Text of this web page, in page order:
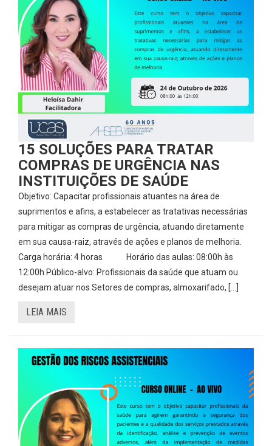
15 SOLUÇÕES PARA TRATAR
COMPRAS DE URGÊNCIA NAS
INSTITUIÇÕES DE SAÚDE
Objetivo: Capacitar profissionais atuantes na área de
suprimentos e afins, a estabelecer as tratativas necessárias
para mitigar as compras de urgência, atuando diretamente
em sua causa-raiz, através de ações e planos de melhoria.
Carga horária: 4 horas Horário das aulas: 08:00h às
12:00h Público-alvo: Profissionais da saúde que atuam ou
desejam atuar nos Setores de compras, almoxarifado, […]
LEIA MAIS